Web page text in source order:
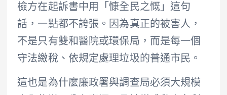
檢方在起訴書中用「慷全民之慨」這句
話，一點都不誇張。因為真正的被害人，
不是只有雙和醫院或環保局，而是每一個
守法繳稅、依規定處理垃圾的普通市民。
這也是為什麼廉政署與調查局必須大規模